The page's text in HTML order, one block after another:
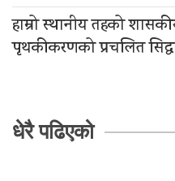
हाम्रो स्थानीय तहको
पृथकीकरणको प्रचलित
धेरै पढिएको